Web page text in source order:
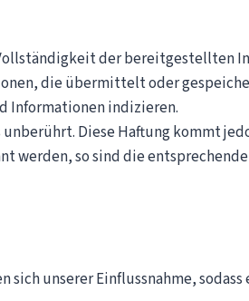
der bereitgestellten
die übermittelt oder
Informationen indizieren.
Diese Haftung kommt
werden, so sind die
unserer Einflussnahme, sodass